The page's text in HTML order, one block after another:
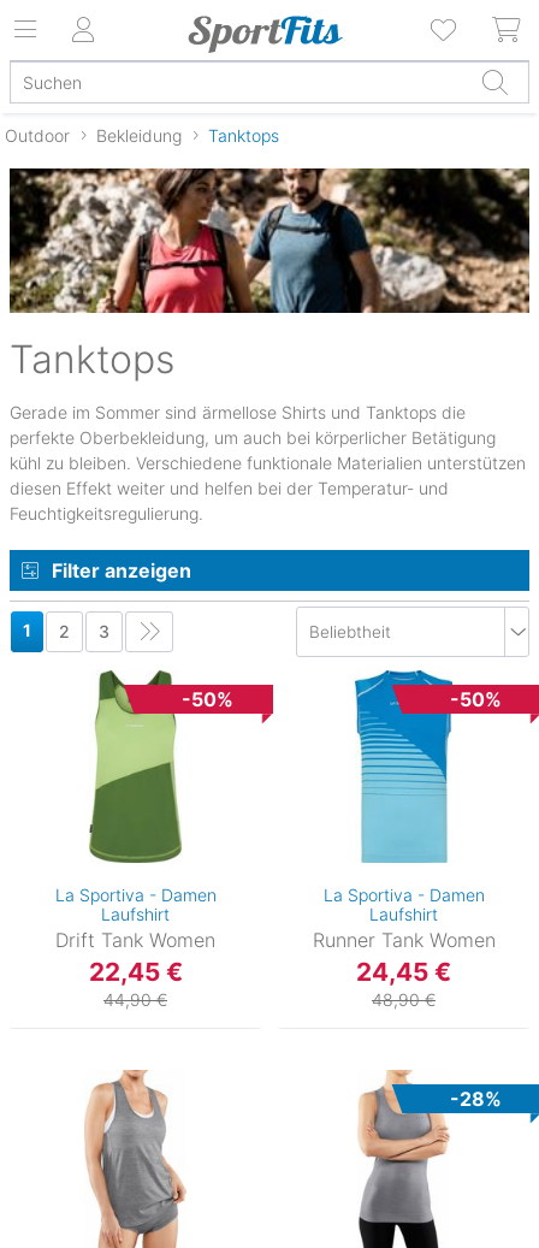
Outdoor Bekleidung Tanktops
Tanktops
Gerade im Sommer sind ärmellose Shirts und Tanktops die
perfekte Oberbekleidung, um auch bei körperlicher Betätigung
kühl zu bleiben. Verschiedene funktionale Materialien unterstützen
diesen Effekt weiter und helfen bei der Temperatur- und
Feuchtigkeitsregulierung.
Filter anzeigen
(4)
1 2 3
-50%
La Sportiva - Damen
Laufshirt
Drift Tank Women
22,45 €
44,90 €
-50%
La Sportiva - Damen
Laufshirt
Runner Tank Women
24,45 €
48,90 €
-28%